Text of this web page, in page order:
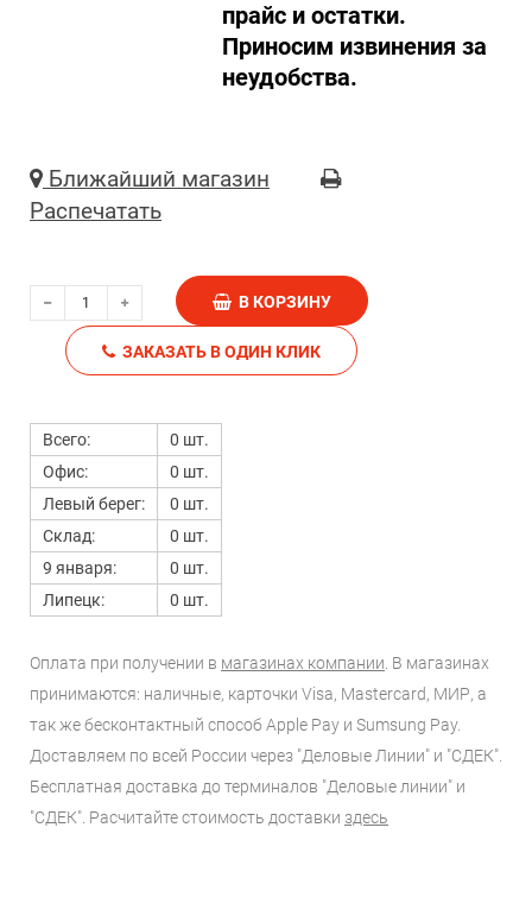
прайс и остатки.
Приносим извинения за
неудобства.
Ближайший магазин
Распечатать
В КОРЗИНУ
ЗАКАЗАТЬ В ОДИН КЛИК
Всего:
0 шт.
Офис:
0 шт.
Левый берег:
0 шт.
Склад:
0 шт.
9 января:
0 шт.
Липецк:
0 шт.
Оплата при получении в магазинах компании . В магазинах
принимаются: наличные, карточки Visa, Mastercard, МИР, а
так же бесконтактный способ Apple Pay и Sumsung Pay.
Доставляем по всей России через "Деловые Линии" и "СДЕК".
Бесплатная доставка до терминалов "Деловые линии" и
"СДЕК". Расчитайте стоимость доставки здесь